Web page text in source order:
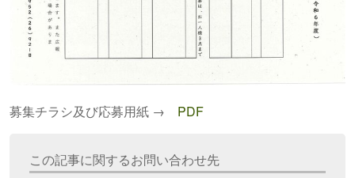
募集チラシ及び応募用紙 → PDF
この記事に関するお問い合わせ先